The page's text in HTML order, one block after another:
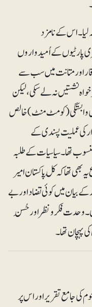
اس کے نا مزد
پارٹیوں کے اُمیدواروں
اور متانت میں سب سے
نشستیں نہ لے سکی، لیکن
وابستگی (کومٹ منٹ) خالص
کی عملیت پسندی کے
تھا۔ سیاسیات کے طلبہ
تھا کہ کُل پاکستان امیر
بیان میں کوئی تضاد اور بے
وحدت فکر و نظر اور حُسنِ
پہچان تھا۔
کی جامع تقریر اور اس پر